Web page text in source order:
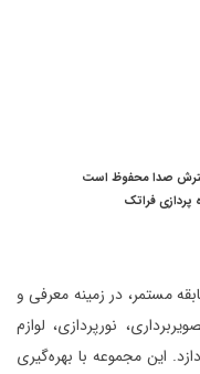
صدا محفوظ است
پردازی فراتک
صدا برتر توس با 15 سال سابقه مستمر، در زمینه معرفی و
نورپردازی، لوازم
این مجموعه با بهره‌گیری